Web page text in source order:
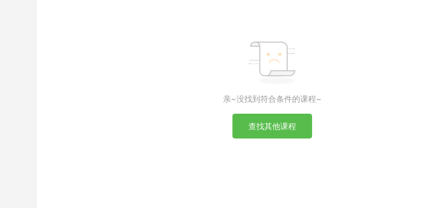
亲~没找到符合条件的课程~
查找其他课程